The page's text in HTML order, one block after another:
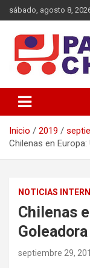
Saltar
al
sábado, agosto 8,
Patines y
Inicio 2019
Chilenas en
NOTICIAS
Chilenas
septiembre 29,